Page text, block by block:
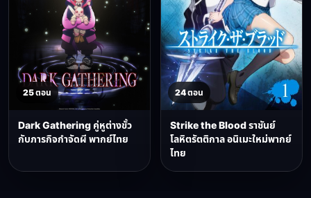
25 ตอน
Dark Gathering คู่หูต่างขั้ว
กับภารกิจกำจัดผี พากย์ไทย
24 ตอน
Strike the Blood ราชันย์
โลหิตรัตติกาล อนิเมะใหม่พากย์
ไทย